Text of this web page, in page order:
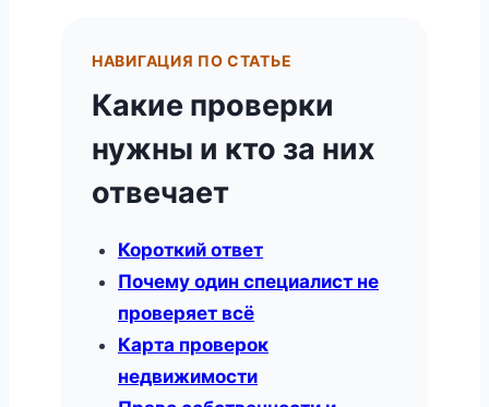
НАВИГАЦИЯ ПО СТАТЬЕ
Какие проверки
нужны и кто за них
отвечает
Короткий ответ
Почему один специалист не
проверяет всё
Карта проверок
недвижимости